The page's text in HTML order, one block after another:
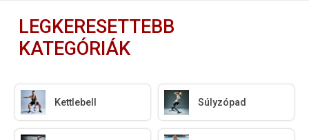
LEGKERESETTEBB
KATEGÓRIÁK
Kettlebell Súlyzópad